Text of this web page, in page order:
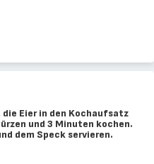
Eier in den Kochaufsatz
und 3 Minuten kochen.
dem Speck servieren.